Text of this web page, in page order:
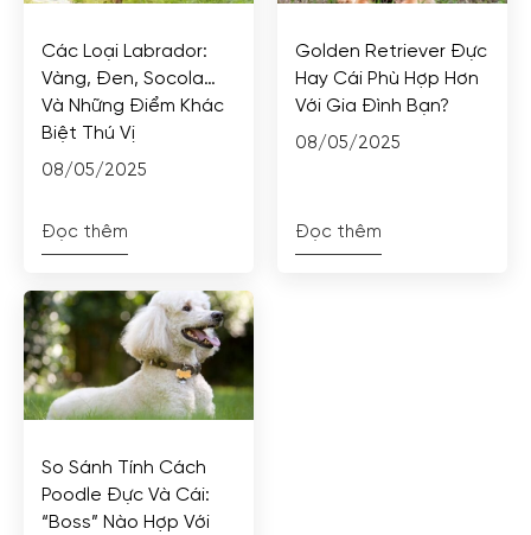
Các Loại Labrador:
Vàng, Đen, Socola…
Và Những Điểm Khác
Biệt Thú Vị
08/05/2025
Đọc thêm
Golden Retriever Đực
Hay Cái Phù Hợp Hơn
Với Gia Đình Bạn?
08/05/2025
Đọc thêm
So Sánh Tính Cách
Poodle Đực Và Cái:
“Boss” Nào Hợp Với